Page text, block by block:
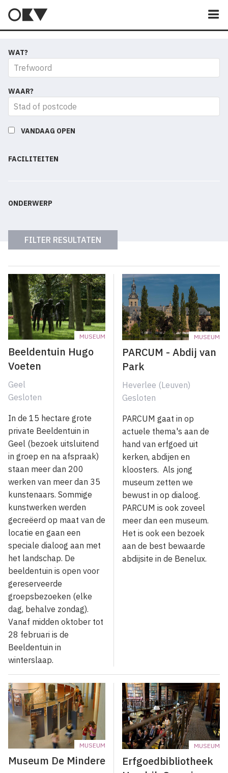
WAT?
WAAR?
VANDAAG OPEN
FACILITEITEN
ONDERWERP
MUSEUM
Beeldentuin Hugo
Voeten
Geel
Gesloten
In de 15 hectare grote
private Beeldentuin in
Geel (bezoek uitsluitend
in groep en na afspraak)
staan meer dan 200
werken van meer dan 35
kunstenaars. Sommige
kunstwerken werden
gecreëerd op maat van de
locatie en gaan een
speciale dialoog aan met
het landschap. De
beeldentuin is open voor
gereserveerde
groepsbezoeken (elke
dag, behalve zondag).
Vanaf midden oktober tot
28 februari is de
Beeldentuin in
winterslaap.
MUSEUM
PARCUM - Abdij van
Park
Heverlee (Leuven)
Gesloten
PARCUM gaat in op
actuele thema's aan de
hand van erfgoed uit
kerken, abdijen en
kloosters. Als jong
museum zetten we
bewust in op dialoog.
PARCUM is ook zoveel
meer dan een museum.
Het is ook een bezoek
aan de best bewaarde
abdijsite in de Benelux.
MUSEUM
Museum De Mindere
MUSEUM
Erfgoedbibliotheek